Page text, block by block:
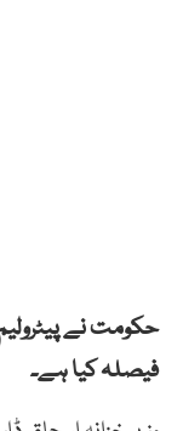
حکومت نے
فیصلہ کیا ہے۔